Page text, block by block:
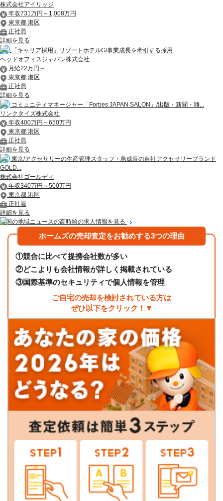
株式会社アイリッジ
年収731万円～1,008万円
東京都 港区
正社員
詳細を見る
「キャリア採用」リゾートホテルG/事業成長を牽引する採用
ヘッドオフィスジャパン株式会社
月給22万円～
東京都 港区
正社員
詳細を見る
コミュニティマネージャー「Forbes JAPAN SALON」/出版・新聞・雑...
リンクタイズ株式会社
年収400万円～650万円
東京都 港区
正社員
詳細を見る
東京/アクセサリーの生産管理スタッフ・急成長の自社アクセサリーブランド
GOLD...
株式会社ゴールディ
年収340万円～500万円
東京都 港区
正社員
詳細を見る
全国の地域ニュースの高時給の求人情報を見る
ホームズの売却査定をお勧めする3つの理由
①競合に比べて提携会社数が多い
②どこよりも会社情報が詳しく掲載されている
③国際基準のセキュリティで個人情報を管理
ご自宅の売却を検討されている方は
ぜひ以下をクリック！▼